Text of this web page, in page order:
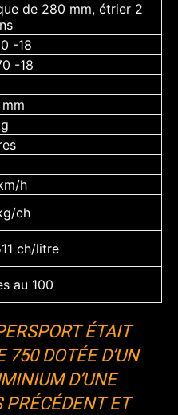
de 280 mm, étrier 2
-18
-18
h
ch
ch/litre
au 100
ÉTAIT
750 DOTÉE D’UN
D’UNE
PRÉCÉDENT ET